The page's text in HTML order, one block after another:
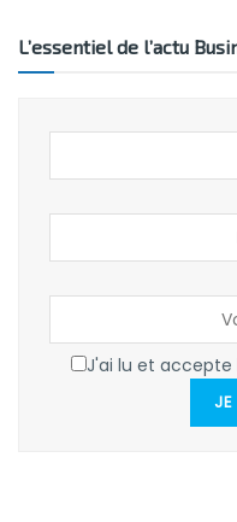
L’essentiel de l’actu
J'ai lu et accepte